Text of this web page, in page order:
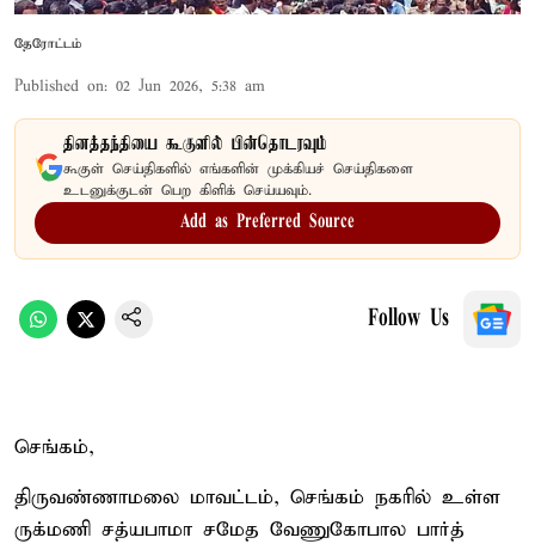
தேரோட்டம்
Published on: 02 Jun 2026, 5:38 am
தினத்தந்தியை கூகுளில் பின்தொடரவும்
கூகுள் செய்திகளில் எங்களின் முக்கியச் செய்திகளை
உடனுக்குடன் பெற கிளிக் செய்யவும்.
Add as Preferred Source
Follow Us
செங்கம்,
திருவண்ணாமலை மாவட்டம், செங்கம் நகரில் உள்ள
ருக்மணி சத்யபாமா சமேத வேணுகோபால பார்த்